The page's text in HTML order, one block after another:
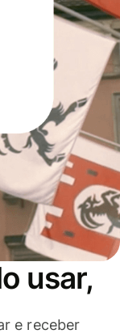
usar,
e receber